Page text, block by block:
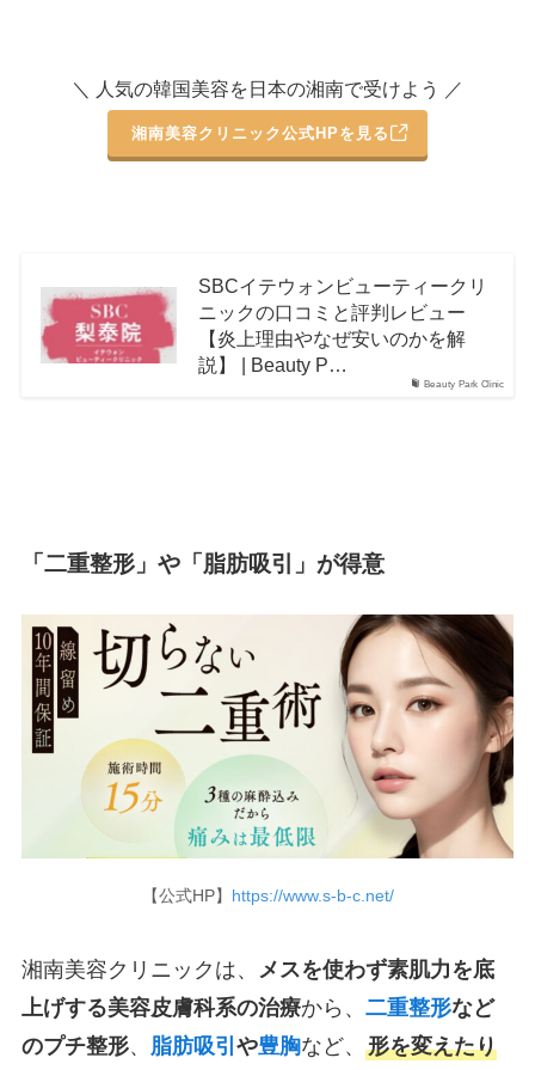
＼ 人気の韓国美容を日本の湘南で受けよう ／
湘南美容クリニック公式HPを見る
Beauty Park Clinic
SBCイテウォンビューティークリ
ニックの口コミと評判レビュー
【炎上理由やなぜ安いのかを解
説】 | Beauty P…
「二重整形」や「脂肪吸引」が得意
【公式HP】 https://www.s-b-c.net/
湘南美容クリニックは、
メスを使わず素肌力を底
上げする美容皮膚科系の治療から、 二重整形など
のプチ整形、 脂肪吸引 や豊胸など、 形を変えたり